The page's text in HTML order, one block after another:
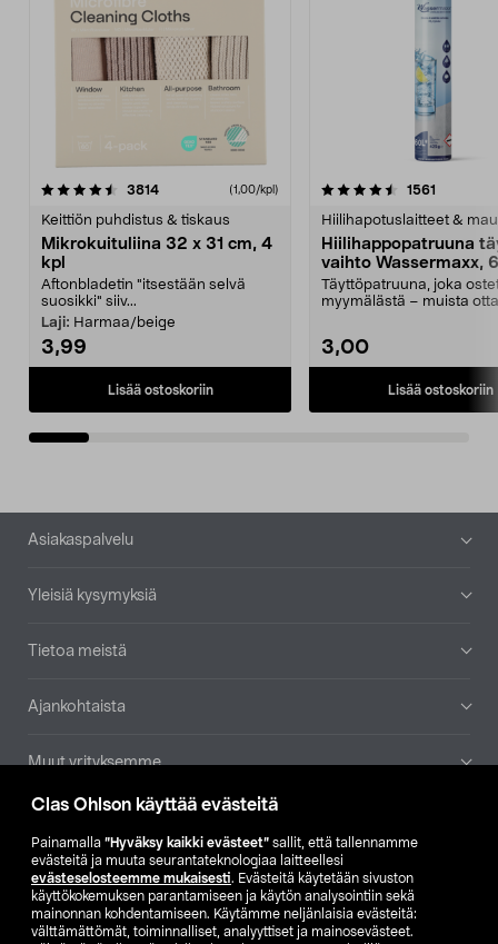
Clas Ohlson käyttää evästeitä
Painamalla ”Hyväksy kaikki evästeet” sallit, että tallennamme
evästeitä ja muuta seurantateknologiaa laitteellesi
evästeselosteemme mukaisesti. Evästeitä käytetään sivuston
käyttökokemuksen parantamiseen ja käytön analysointiin sekä
mainonnan kohdentamiseen. Käytämme neljänlaisia evästeitä:
välttämättömät, toiminnalliset, analyyttiset ja mainosevästeet.
3814arvostelut (1,00/kpl)
Keittiön puhdistus & tiskaus
Mikrokuituliina 32 x 31 cm, 4
kpl
Aftonbladetin "itsestään selvä
suosikki" siiv...
Laji: Harmaa/beige
3,99
Lisää ostoskoriin
4.5viidestä
1561
Hiilihapotuslaitteet &
Hiilihappopatruuna
vaihto Wassermaxx,
Täyttöpatruuna, joka
myymälästä – muista
3,00
Lisää ostoskoriin
4.5viidestä
Alatunniste
Asiakaspalvelu
Yleisiä kysymyksiä
Tietoa meistä
Ajankohtaista
Muut yrityksemme
Etsi myymälä
SE NO FI
FI SV